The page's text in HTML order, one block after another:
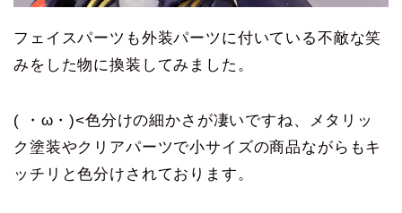
フェイスパーツも外装パーツに付いている不敵な笑
みをした物に換装してみました。
( ・ω・)<色分けの細かさが凄いですね、メタリッ
ク塗装やクリアパーツで小サイズの商品ながらもキ
ッチリと色分けされております。